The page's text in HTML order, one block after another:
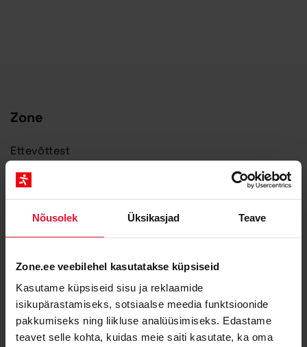
Nõusolek Üksikasjad Teave
Zone.ee veebilehel kasutatakse küpsiseid
Kasutame küpsiseid sisu ja reklaamide
isikupärastamiseks, sotsiaalse meedia funktsioonide
pakkumiseks ning liikluse analüüsimiseks. Edastame
teavet selle kohta, kuidas meie saiti kasutate, ka oma
Zone
Ettevõttest
Miks valida Zone?
Blogi
Saa abi Zone partnerilt
Kontakt ja rekvisiidid
Meediale ja partneritele
Zone Media teenusetingimused
Privaatsuspõhimõtted